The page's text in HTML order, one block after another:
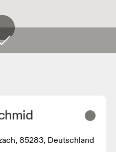
85283, Deutschland